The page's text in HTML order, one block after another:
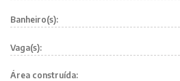
Banheiro(s):
Vaga(s):
Área construída: